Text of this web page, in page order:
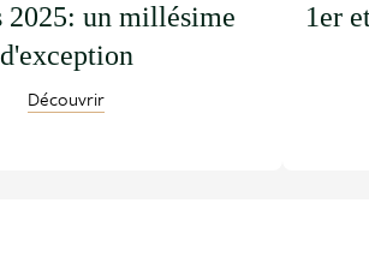
2025: un millésime
d'exception
Découvrir
1er